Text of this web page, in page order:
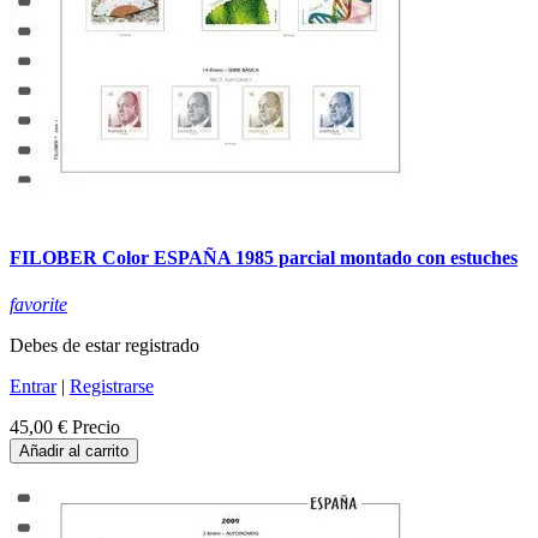
FILOBER Color ESPAÑA 1985 parcial montado con estuches
favorite
Debes de estar registrado
Entrar| Registrarse
45,00 € Precio
Añadir al carrito